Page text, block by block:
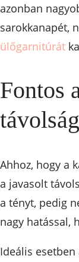
azonban
sarokkanapét,
ülőgarnitúrát
Fontos
távolság
Ahhoz, hogy a
a javasolt
a tényt, pedig
nagy hatással,
Ideális